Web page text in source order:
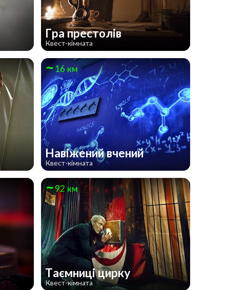
Гра престолів
Квест-кімната
16 км
Навіжений вчений
Квест-кімната
92 км
Таємниці цирку
Квест-кімната